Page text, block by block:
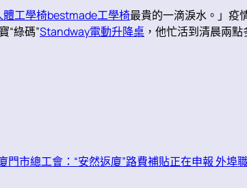
體工學椅bestmade工學椅最貴的一滴淚水。」疫
“綠碼”Standway電動升降桌 ，他忙活到清晨兩
門市總工會：“安然返廈”路費補貼正在申報 外埠